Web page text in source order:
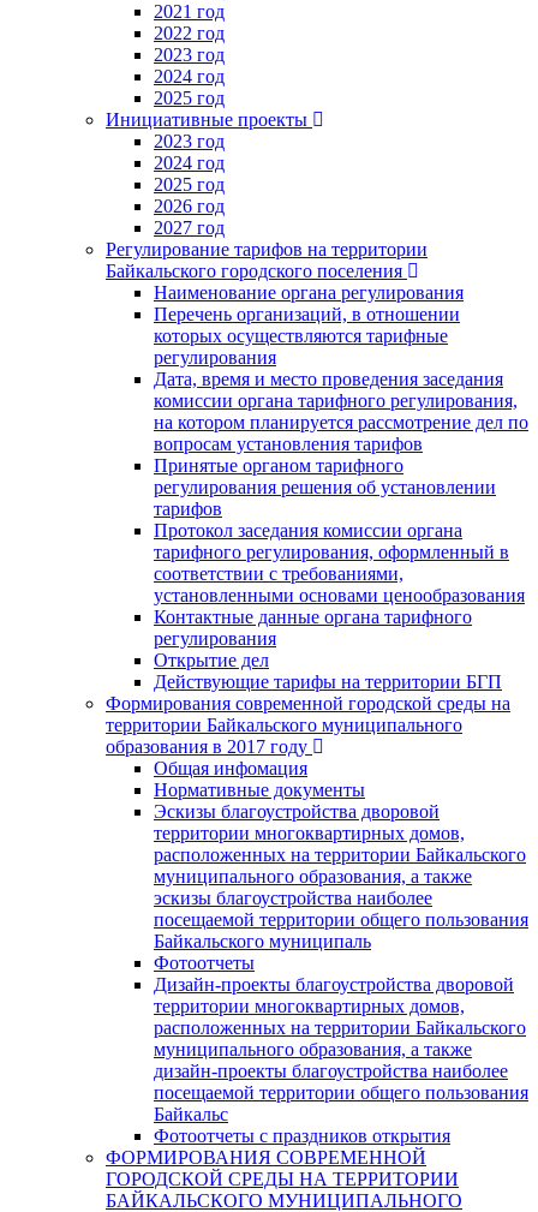
2021 год
2022 год
2023 год
2024 год
2025 год
Инициативные проекты
2023 год
2024 год
2025 год
2026 год
2027 год
Регулирование тарифов на территории
Байкальского городского поселения
Наименование органа регулирования
Перечень организаций, в отношении
которых осуществляются тарифные
регулирования
Дата, время и место проведения заседания
комиссии органа тарифного регулирования,
на котором планируется рассмотрение дел по
вопросам установления тарифов
Принятые органом тарифного
регулирования решения об установлении
тарифов
Протокол заседания комиссии органа
тарифного регулирования, оформленный в
соответствии с требованиями,
установленными основами ценообразования
Контактные данные органа тарифного
регулирования
Открытие дел
Действующие тарифы на территории БГП
Формирования современной городской среды на
территории Байкальского муниципального
образования в 2017 году
Общая инфомация
Нормативные документы
Эскизы благоустройства дворовой
территории многоквартирных домов,
расположенных на территории Байкальского
муниципального образования, а также
эскизы благоустройства наиболее
посещаемой территории общего пользования
Байкальского муниципаль
Фотоотчеты
Дизайн-проекты благоустройства дворовой
территории многоквартирных домов,
расположенных на территории Байкальского
муниципального образования, а также
дизайн-проекты благоустройства наиболее
посещаемой территории общего пользования
Байкальс
Фотоотчеты с праздников открытия
ФОРМИРОВАНИЯ СОВРЕМЕННОЙ
ГОРОДСКОЙ СРЕДЫ НА ТЕРРИТОРИИ
БАЙКАЛЬСКОГО МУНИЦИПАЛЬНОГО